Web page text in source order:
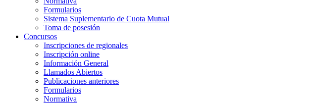
Formularios
Sistema Suplementario de Cuota Mutual
Toma de posesión
Concursos
Inscripciones de regionales
Inscripción online
Información General
Llamados Abiertos
Publicaciones anteriores
Formularios
Normativa